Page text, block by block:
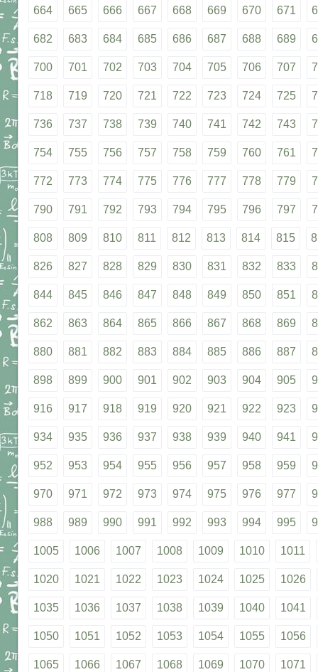
664 665 666 667 668 669 670 671
682 683 684 685 686 687 688 689
700 701 702 703 704 705 706 707
718 719 720 721 722 723 724 725
736 737 738 739 740 741 742 743
754 755 756 757 758 759 760 761
772 773 774 775 776 777 778 779
790 791 792 793 794 795 796 797
808 809 810 811 812 813 814 815
826 827 828 829 830 831 832 833
844 845 846 847 848 849 850 851
862 863 864 865 866 867 868 869
880 881 882 883 884 885 886 887
898 899 900 901 902 903 904 905
916 917 918 919 920 921 922 923
934 935 936 937 938 939 940 941
952 953 954 955 956 957 958 959
970 971 972 973 974 975 976 977
988 989 990 991 992 993 994 995
1005 1006 1007 1008 1009 1010 1011
1020 1021 1022 1023 1024 1025 1026
1035 1036 1037 1038 1039 1040 1041
1050 1051 1052 1053 1054 1055 1056
1065 1066 1067 1068 1069 1070 1071